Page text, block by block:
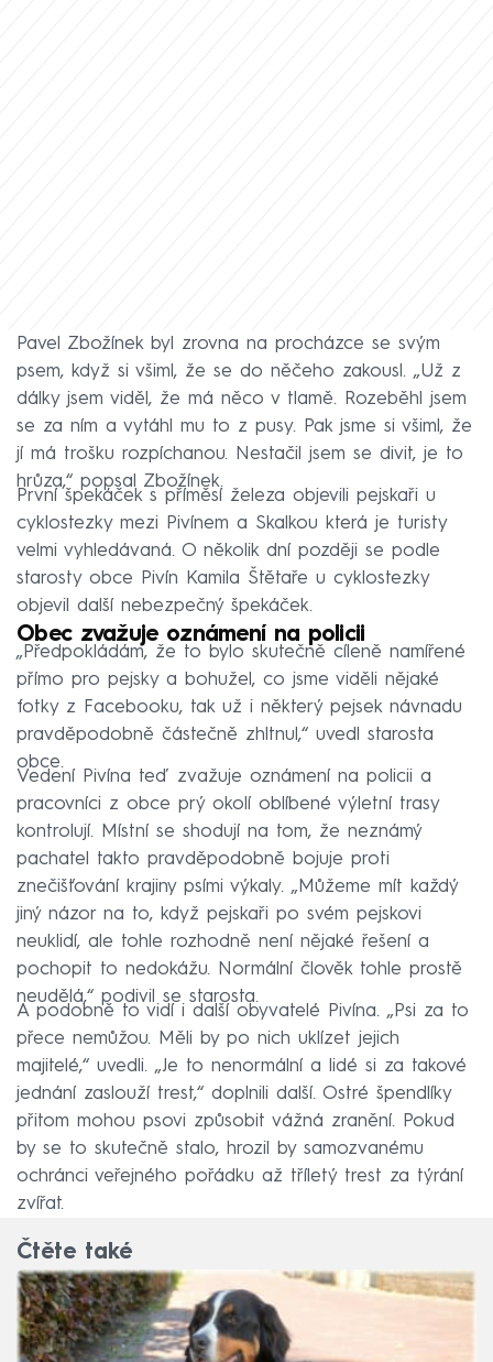
Pavel Zbožínek byl zrovna na procházce se svým
psem, když si všiml, že se do něčeho zakousl. „Už z
dálky jsem viděl, že má něco v tlamě. Rozeběhl jsem
se za ním a vytáhl mu to z pusy. Pak jsme si všiml, že
jí má trošku rozpíchanou. Nestačil jsem se divit, je to
hrůza,“ popsal Zbožínek.
První špekáček s příměsí železa objevili pejskaři u
cyklostezky mezi Pivínem a Skalkou která je turisty
velmi vyhledávaná. O několik dní později se podle
starosty obce Pivín Kamila Štětaře u cyklostezky
objevil další nebezpečný špekáček.
Obec zvažuje oznámení na policii
„Předpokládám, že to bylo skutečně cíleně namířené
přímo pro pejsky a bohužel, co jsme viděli nějaké
fotky z Facebooku, tak už i některý pejsek návnadu
pravděpodobně částečně zhltnul,“ uvedl starosta
obce.
Vedení Pivína teď zvažuje oznámení na policii a
pracovníci z obce prý okolí oblíbené výletní trasy
kontrolují. Místní se shodují na tom, že neznámý
pachatel takto pravděpodobně bojuje proti
znečišťování krajiny psími výkaly. „Můžeme mít každý
jiný názor na to, když pejskaři po svém pejskovi
neuklidí, ale tohle rozhodně není nějaké řešení a
pochopit to nedokážu. Normální člověk tohle prostě
neudělá,“ podivil se starosta.
A podobně to vidí i další obyvatelé Pivína. „Psi za to
přece nemůžou. Měli by po nich uklízet jejich
majitelé,“ uvedli. „Je to nenormální a lidé si za takové
jednání zaslouží trest,“ doplnili další. Ostré špendlíky
přitom mohou psovi způsobit vážná zranění. Pokud
by se to skutečně stalo, hrozil by samozvanému
ochránci veřejného pořádku až tříletý trest za týrání
zvířat.
Čtěte také